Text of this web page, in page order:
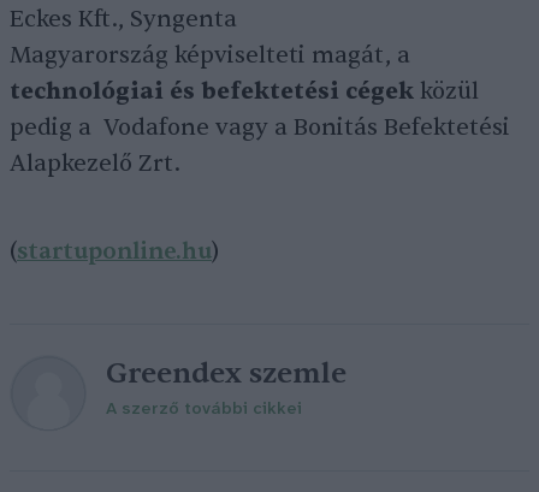
Eckes Kft., Syngenta
Magyarország képviselteti magát, a
technológiai és befektetési cégek közül
pedig a Vodafone vagy a Bonitás Befektetési
Alapkezelő Zrt.
(startuponline.hu)
Greendex szemle
A szerző további cikkei